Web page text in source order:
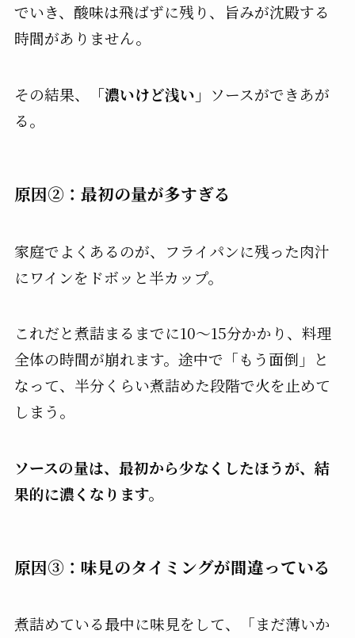
でいき、酸味は飛ばずに残り、旨みが沈殿する
時間がありません。
その結果、 「濃いけど浅い」 ソースができあが
る。
原因②：最初の量が多すぎる
家庭でよくあるのが、フライパンに残った肉汁
にワインをドボッと半カップ。
これだと煮詰まるまでに10〜15分かかり、料理
全体の時間が崩れます。途中で「もう面倒」と
なって、半分くらい煮詰めた段階で火を止めて
しまう。
ソースの量は、最初から少なくしたほうが、結
果的に濃くなります。
原因③：味見のタイミングが間違っている
煮詰めている最中に味見をして、「まだ薄いか